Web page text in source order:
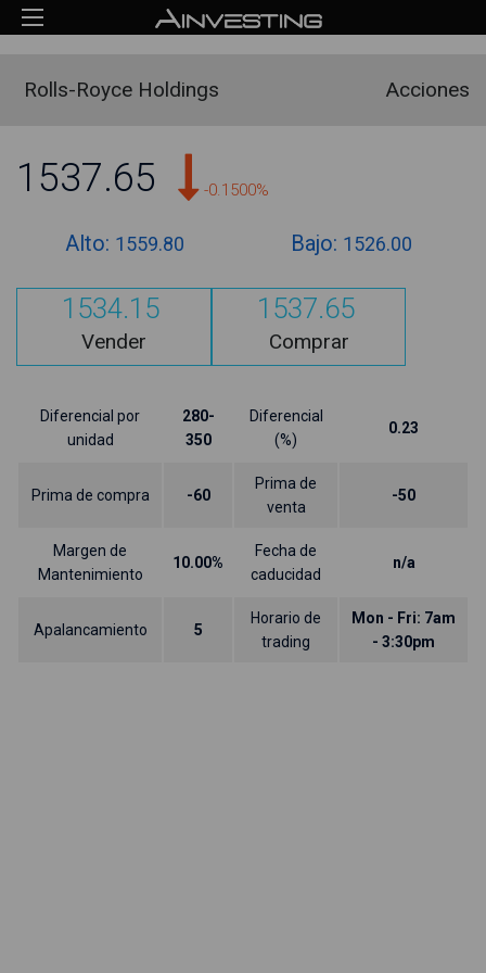
Rolls-Royce Holdings Acciones
1537.65 -0.1500%
Alto: 1559.80 Bajo: 1526.00
1534.15
Vender
1537.65
Comprar
Diferencial por
unidad
280-
350
Diferencial
(%)
0.23
Prima de compra -60
Prima de
venta
-50
Margen de
Mantenimiento
10.00%
Fecha de
caducidad
n/a
Apalancamiento 5
Horario de
trading
Mon - Fri: 7am
- 3:30pm